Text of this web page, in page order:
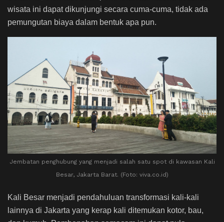
wisata ini dapat dikunjungi secara cuma-cuma, tidak ada
pemungutan biaya dalam bentuk apa pun.
Jembatan penghubung yang menjadi salah satu spot di kawasan Kali
Besar, Jakarta Barat. (Foto: viva.co.id)
Kali Besar menjadi pendahuluan transformasi kali-kali
lainnya di Jakarta yang kerap kali ditemukan kotor, bau,